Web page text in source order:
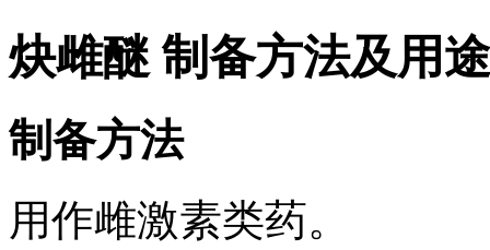
炔雌醚 制备方法及用途
制备方法
用作雌激素类药。